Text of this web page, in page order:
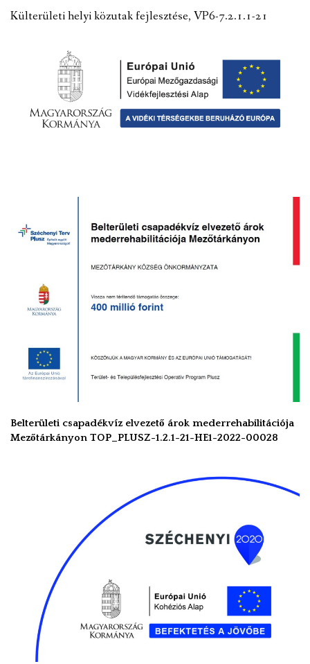
Külterületi helyi közutak fejlesztése, VP6-7.2.1.1-21
Belterületi csapadékvíz elvezető árok mederrehabilitációja
Mezőtárkányon TOP_PLUSZ-1.2.1-21-HE1-2022-00028